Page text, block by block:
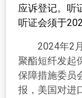
应诉登记。听
听证会须于
2024年2
聚酯短纤发起
保障措施委员
报，美国对进